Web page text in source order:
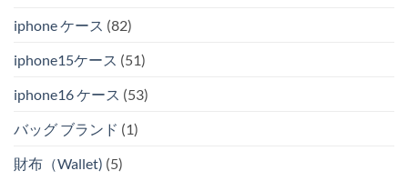
iphone ケース (82)
iphone15ケース (51)
iphone16 ケース (53)
バッグ ブランド (1)
財布（Wallet) (5)